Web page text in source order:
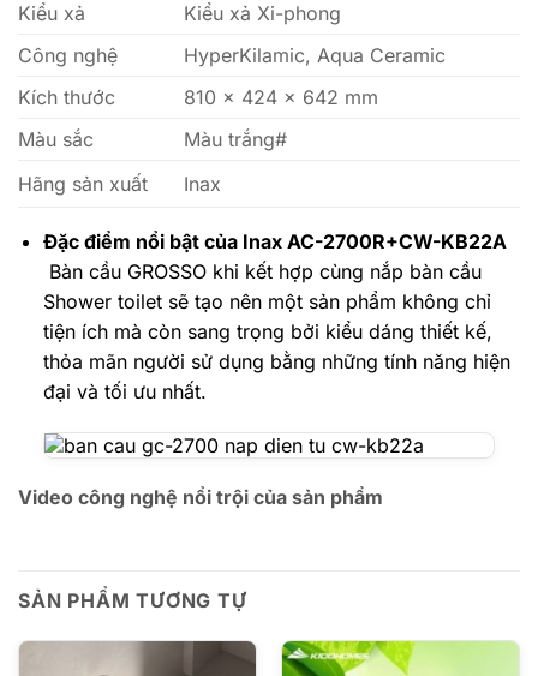
Kiểu xả
Kiểu xả Xi-phong
Công nghệ
HyperKilamic,Aqua Ceramic
Kích thước
810 x 424 x 642 mm
Màu sắc
Màu trắng#
Hãng sản xuất
Inax
Đặc điểm nổi bật của Inax AC-2700R+CW-KB22A
Bàn cầu GROSSOkhi kết hợp cùng nắp bàn cầu
Shower toilet sẽ tạo nên một sản phẩm không chỉ
tiện ích mà còn sang trọng bởi kiểu dáng thiết kế,
thỏa mãn người sử dụng bằng những tính năng hiện
đại và tối ưu nhất.
Video công nghệ nổi trội của sản phẩm
SẢN PHẨM TƯƠNG TỰ